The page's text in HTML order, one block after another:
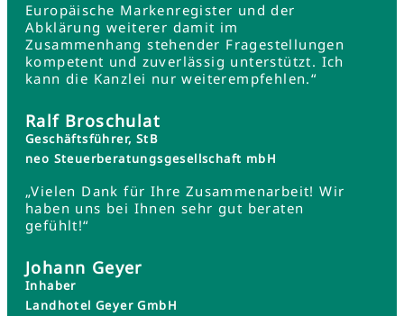
Europäische Markenregister und der
Abklärung weiterer damit im
Zusammenhang stehender Fragestellungen
kompetent und zuverlässig unterstützt. Ich
kann die Kanzlei nur weiterempfehlen.“
Ralf Broschulat
Geschäftsführer, StB
neo Steuerberatungsgesellschaft mbH
„Vielen Dank für Ihre Zusammenarbeit! Wir
haben uns bei Ihnen sehr gut beraten
gefühlt!“
Johann Geyer
Inhaber
Landhotel Geyer GmbH